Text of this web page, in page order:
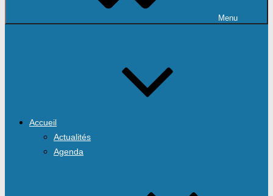
Menu
Accueil
Actualités
Agenda